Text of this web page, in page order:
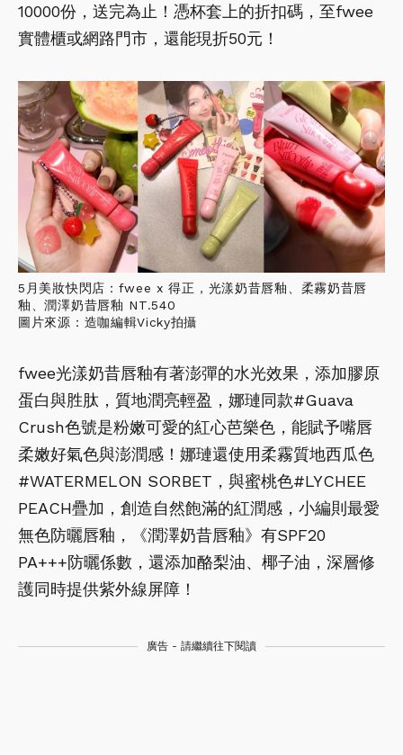
10000份，送完為止！憑杯套上的折扣碼，至fwee
實體櫃或網路門市，還能現折50元！
5月美妝快閃店：fwee x 得正，光漾奶昔唇釉、柔霧奶昔唇
釉、潤澤奶昔唇釉 NT.540
圖片來源：造咖編輯Vicky拍攝
fwee光漾奶昔唇釉有著澎彈的水光效果，添加膠原
蛋白與胜肽，質地潤亮輕盈，娜璉同款#Guava
Crush色號是粉嫩可愛的紅心芭樂色，能賦予嘴唇
柔嫩好氣色與澎潤感！娜璉還使用柔霧質地西瓜色
#WATERMELON SORBET，與蜜桃色#LYCHEE
PEACH疊加，創造自然飽滿的紅潤感，小編則最愛
無色防曬唇釉，《潤澤奶昔唇釉》有SPF20
PA+++防曬係數，還添加酪梨油、椰子油，深層修
護同時提供紫外線屏障！
廣告 - 請繼續往下閱讀